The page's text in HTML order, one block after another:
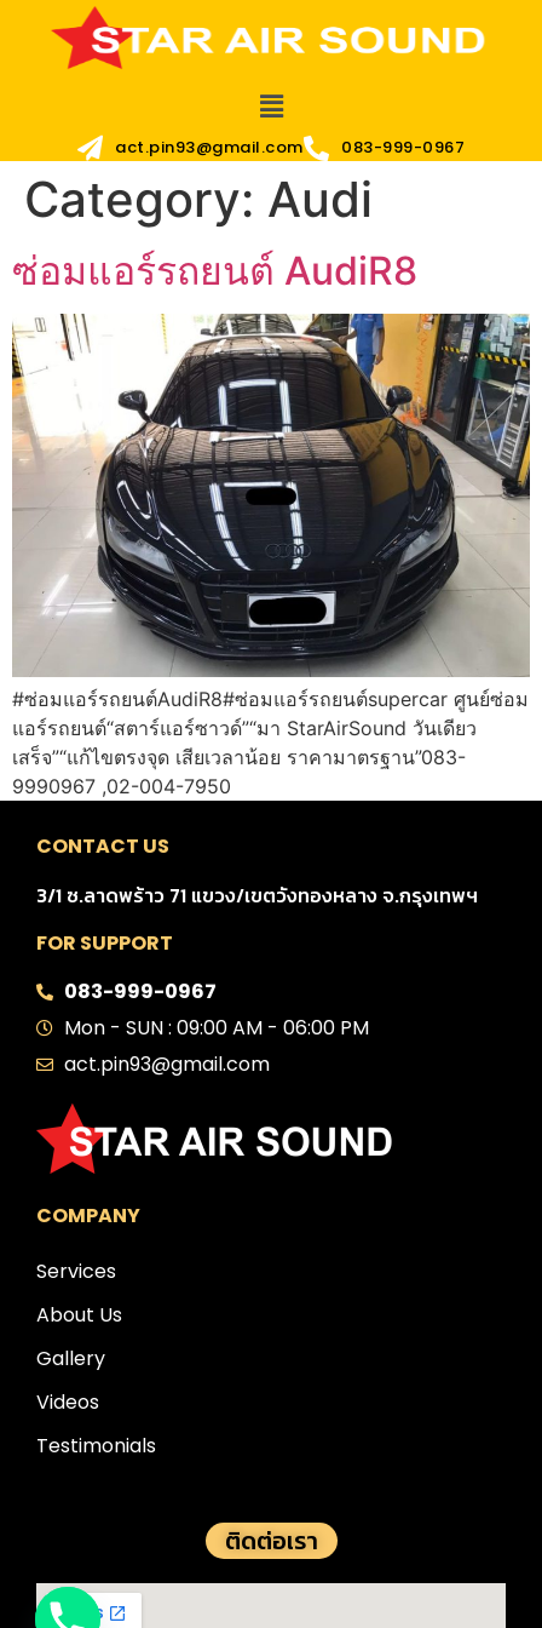
act.pin93@gmail.com 083-999-0967
Category: Audi
ซ่อมแอร์รถยนต์ AudiR8
#ซ่อมแอร์รถยนต์AudiR8#ซ่อมแอร์รถยนต์supercar ศูนย์ซ่อม
แอร์รถยนต์“สตาร์แอร์ซาวด์”“มา StarAirSound วันเดียว
เสร็จ”“แก้ไขตรงจุด เสียเวลาน้อย ราคามาตรฐาน”083-
9990967 ,02-004-7950
CONTACT US
3/1 ซ.ลาดพร้าว 71 แขวง/เขตวังทองหลาง จ.กรุงเทพฯ
FOR SUPPORT
083-999-0967
Mon - SUN : 09:00 AM - 06:00 PM
act.pin93@gmail.com
COMPANY
Services
About Us
Gallery
Videos
Testimonials
ติดต่อเรา